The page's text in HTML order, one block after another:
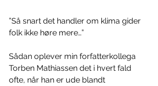
”Så snart det handler om klima gider
folk ikke høre mere…”
Sådan oplever min forfatterkollega
Torben Mathiassen det i hvert fald
ofte, når han er ude blandt